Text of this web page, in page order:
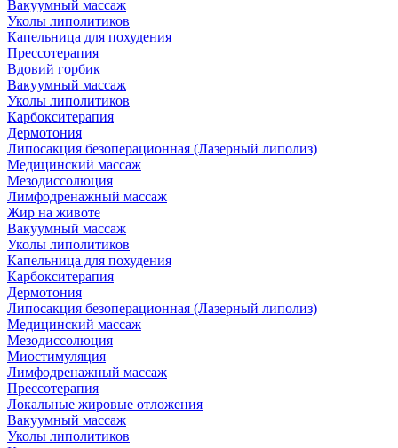
Вакуумный массаж
Уколы липолитиков
Капельница для похудения
Прессотерапия
Вдовий горбик
Вакуумный массаж
Уколы липолитиков
Карбокситерапия
Дермотония
Липосакция безоперационная (Лазерный липолиз)
Медицинский массаж
Мезодиссолюция
Лимфодренажный массаж
Жир на животе
Вакуумный массаж
Уколы липолитиков
Капельница для похудения
Карбокситерапия
Дермотония
Липосакция безоперационная (Лазерный липолиз)
Медицинский массаж
Мезодиссолюция
Миостимуляция
Лимфодренажный массаж
Прессотерапия
Локальные жировые отложения
Вакуумный массаж
Уколы липолитиков